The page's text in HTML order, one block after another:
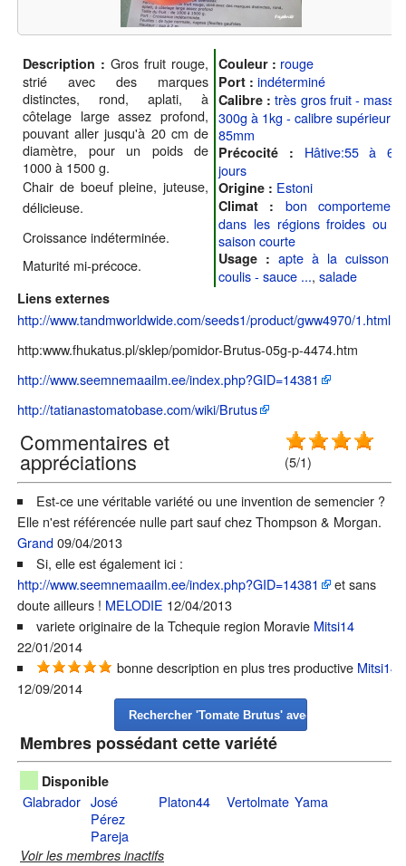
Description : Gros fruit rouge,
strié avec des marques
distinctes, rond, aplati, à
côtelage large assez profond,
pouvant aller jusqu'à 20 cm de
diamètre, pour un poids de
1000 à 1500 g.
Chair de boeuf pleine, juteuse,
délicieuse.
Croissance indéterminée.
Maturité mi-précoce.
Couleur : rouge
Port : indéterminé
Calibre :très gros fruit - masse
300g à 1kg - calibre supérieur à
85mm
Précocité : Hâtive:55 à 65
jours
Origine : Estoni
Climat : bon comportement
dans les régions froides ou à
saison courte
Usage : apte à la cuisson -
coulis - sauce ..., salade
Liens externes
http://www.tandmworldwide.com/seeds1/product/gww4970/1.html
http:www.fhukatus.pl/sklep/pomidor-Brutus-05g-p-4474.htm
http://www.seemnemaailm.ee/index.php?GID=14381
http://tatianastomatobase.com/wiki/Brutus
Commentaires et
appréciations (5/1)
Est-ce une véritable variété ou une invention de semencier ?
Elle n'est référencée nulle part sauf chez Thompson & Morgan.
Grand09/04/2013
Si, elle est également ici :
http://www.seemnemaailm.ee/index.php?GID=14381
et sans
doute ailleurs ! MELODIE 12/04/2013
variete originaire de la Tchequie region Moravie Mitsi14
22/01/2014
bonne description en plus tres productive Mitsi14
12/09/2014
Membres possédant cette variété
Disponible
Glabrador José
Pérez
Pareja
Platon44 Vertolmate Yama
Voir les membres inactifs